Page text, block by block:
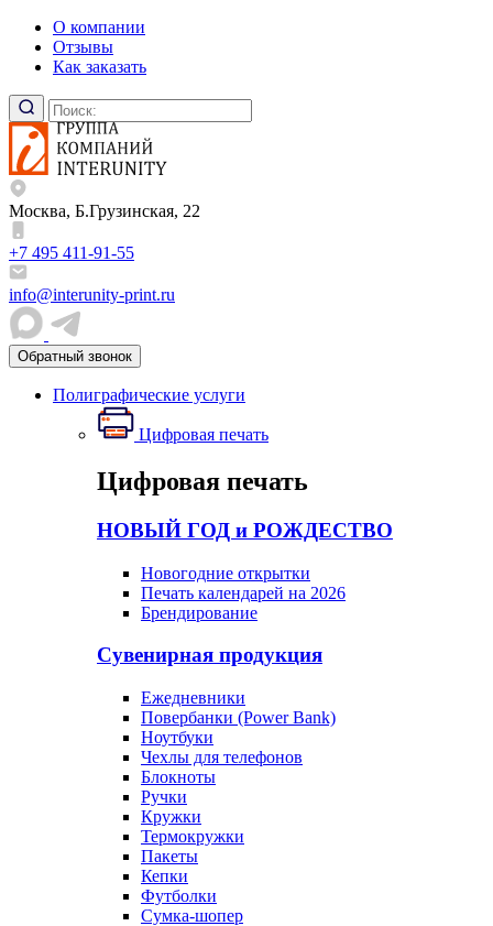
О компании
Отзывы
Как заказать
Москва, Б.Грузинская, 22
+7 495 411-91-55
info@interunity-print.ru
Обратный звонок
Полиграфические услуги
Цифровая печать
Цифровая печать
НОВЫЙ ГОД и РОЖДЕСТВО
Новогодние открытки
Печать календарей на 2026
Брендирование
Сувенирная продукция
Ежедневники
Повербанки (Power Bank)
Ноутбуки
Чехлы для телефонов
Блокноты
Ручки
Кружки
Термокружки
Пакеты
Кепки
Футболки
Сумка-шопер